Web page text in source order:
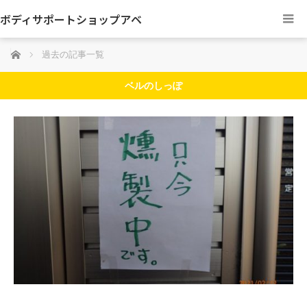
ボディサポートショップアベ
ホーム 過去の記事一覧
ベルのしっぽ